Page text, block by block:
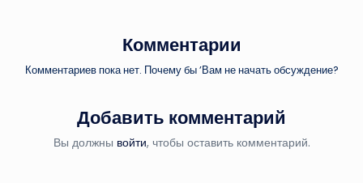
Комментарии
Комментариев пока нет. Почему бы ’Вам не начать обсуждение?
Добавить комментарий
Вы должны войти, чтобы оставить комментарий.